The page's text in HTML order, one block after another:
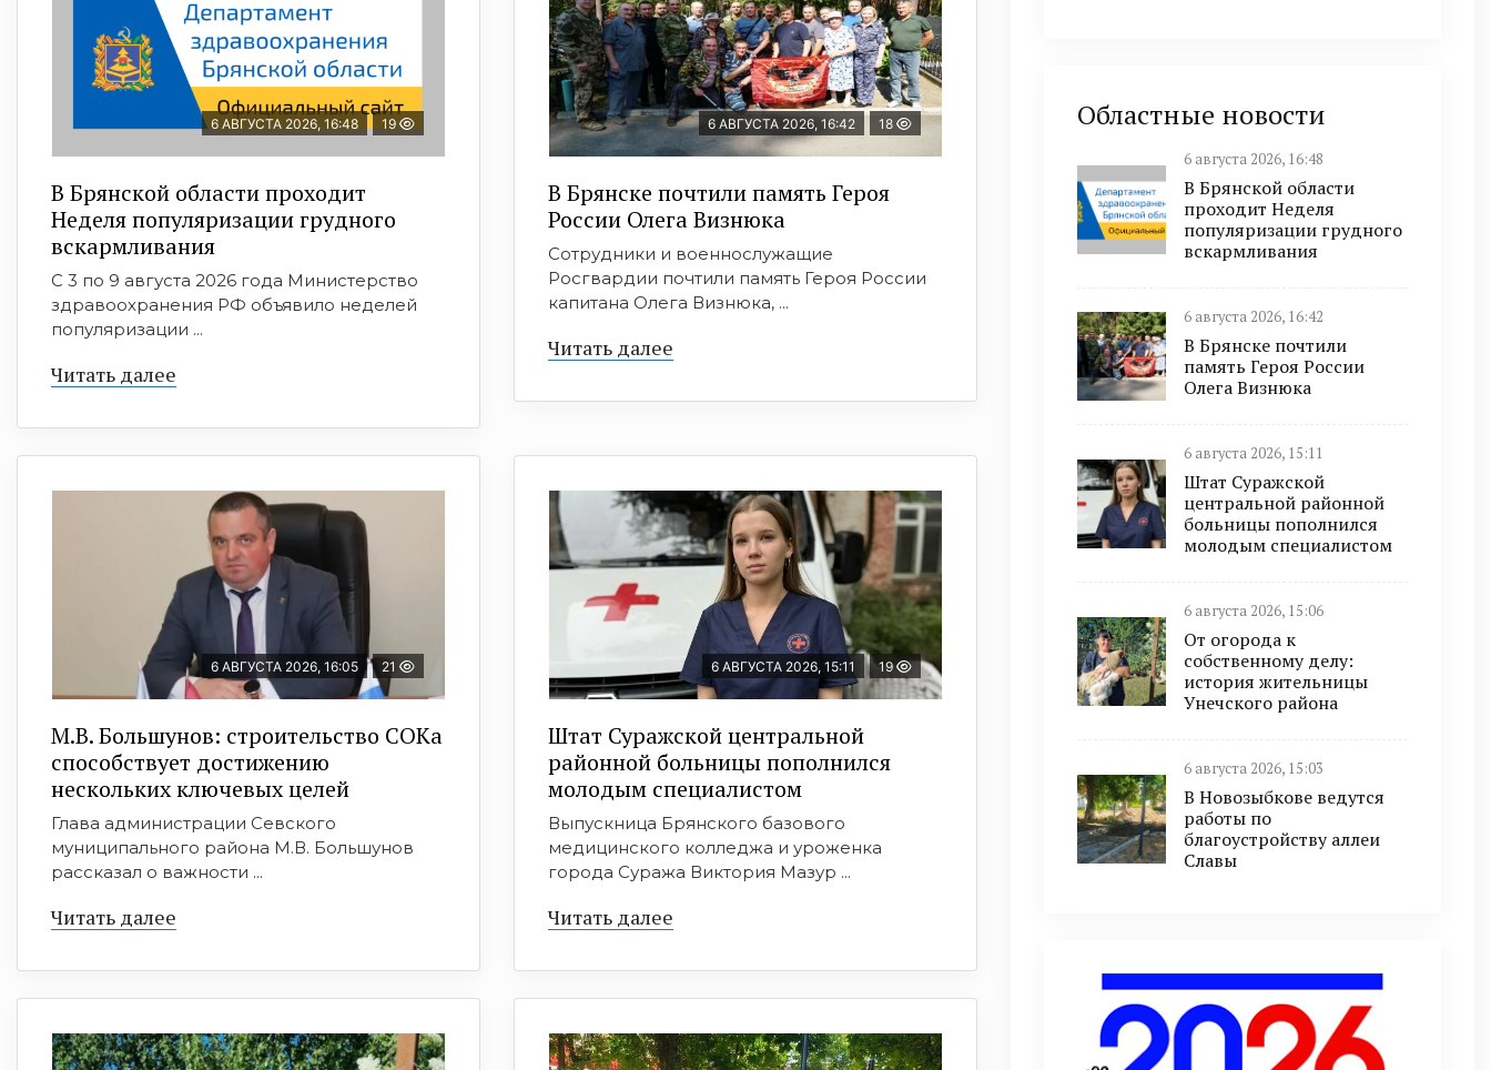
6 АВГУСТА 2026, 16:48 19
В Брянской области проходит
Неделя популяризации грудного
вскармливания
С 3 по 9 августа 2026 года Министерство
здравоохранения РФ объявило неделей
популяризации ...
Читать далее
6 АВГУСТА 2026, 16:42 18
В Брянске почтили память Героя
России Олега Визнюка
Сотрудники и военнослужащие
Росгвардии почтили память Героя России
капитана Олега Визнюка, ...
Читать далее
6 АВГУСТА 2026, 16:05 21
М.В. Большунов: строительство СОКа
способствует достижению
нескольких ключевых целей
Глава администрации Севского
муниципального района М.В. Большунов
рассказал о важности ...
Читать далее
6 АВГУСТА 2026, 15:11 19
Штат Суражской центральной
районной больницы пополнился
молодым специалистом
Выпускница Брянского базового
медицинского колледжа и уроженка
города Суража Виктория Мазур ...
Читать далее
Областные новости
6 августа 2026, 16:48
В Брянской области
проходит Неделя
популяризации грудного
вскармливания
6 августа 2026, 16:42
В Брянске почтили
память Героя России
Олега Визнюка
6 августа 2026, 15:11
Штат Суражской
центральной районной
больницы пополнился
молодым специалистом
6 августа 2026, 15:06
От огорода к
собственному делу:
история жительницы
Унечского района
6 августа 2026, 15:03
В Новозыбкове ведутся
работы по
благоустройству аллеи
Славы